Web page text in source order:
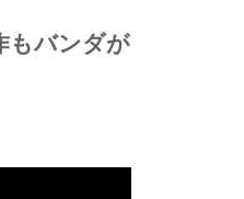
もバンダが